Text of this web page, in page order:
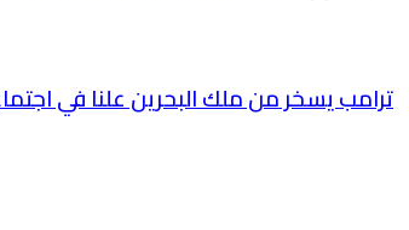
ترامب يسخر من ملك البحرين علنا في